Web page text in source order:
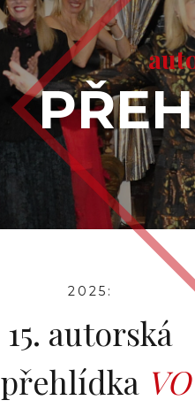
2025:
15. autorská
přehlídka